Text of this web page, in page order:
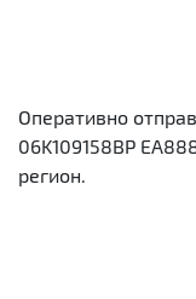
Оперативно
06K109158BP
регион.